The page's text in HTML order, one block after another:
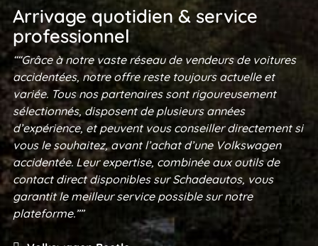
Arrivage quotidien & service
professionnel
““Grâce à notre vaste réseau de vendeurs de voitures
accidentées, notre offre reste toujours actuelle et
variée. Tous nos partenaires sont rigoureusement
sélectionnés, disposent de plusieurs années
d’expérience, et peuvent vous conseiller directement si
vous le souhaitez, avant l’achat d’une Volkswagen
accidentée. Leur expertise, combinée aux outils de
contact direct disponibles sur Schadeautos, vous
garantit le meilleur service possible sur notre
plateforme.””